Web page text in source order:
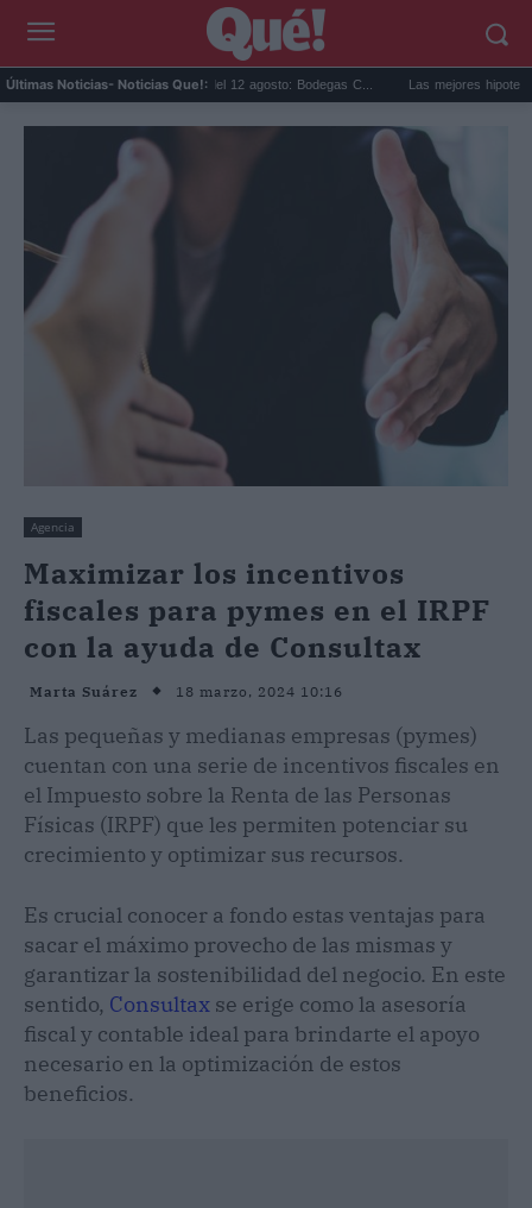
Últimas Noticias- Noticias Que!:
Eclipse solar en Cariñena del 12 agosto: Bodegas C... Las mejores hipotecas de
Agencia
Maximizar los incentivos
fiscales para pymes en el IRPF
con la ayuda de Consultax
Marta Suárez 18 marzo, 2024 10:16
Las pequeñas y medianas empresas (pymes)
cuentan con una serie de incentivos fiscales en
el Impuesto sobre la Renta de las Personas
Físicas (IRPF) que les permiten potenciar su
crecimiento y optimizar sus recursos.
Es crucial conocer a fondo estas ventajas para
sacar el máximo provecho de las mismas y
garantizar la sostenibilidad del negocio. En este
sentido, Consultax se erige como la asesoría
fiscal y contable ideal para brindarte el apoyo
necesario en la optimización de estos
beneficios.